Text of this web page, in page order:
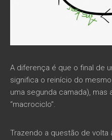
A diferença é que o final de
significa o reinício do
uma segunda camada), mas
“macrociclo”.
Trazendo a questão de volta